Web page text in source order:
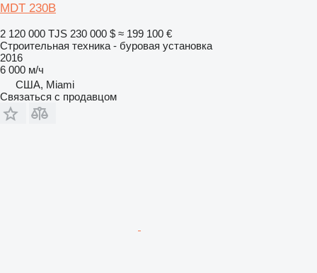
MDT 230B
2 120 000 TJS 230 000 $ ≈ 199 100 €
Строительная техника - буровая установка
2016
6 000 м/ч
США, Miami
Связаться с продавцом